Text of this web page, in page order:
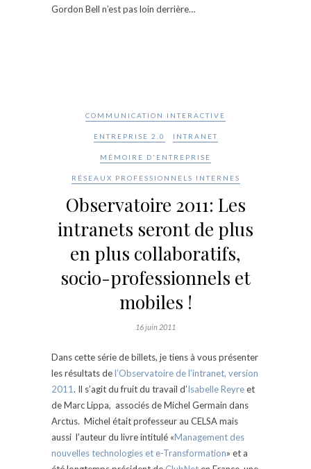
Gordon Bell n’est pas loin derrière…
COMMUNICATION INTERACTIVE
ENTREPRISE 2.0 INTRANET
MÉMOIRE D'ENTREPRISE
RÉSEAUX PROFESSIONNELS INTERNES
Observatoire 2011: Les
intranets seront de plus
en plus collaboratifs,
socio-professionnels et
mobiles !
16 juin 2011
Dans cette série de billets, je tiens à vous présenter
les résultats del’Observatoire de l’intranet, version
2011. Il s’agit du fruit du travail d’Isabelle Reyreet
de Marc Lippa, associés de Michel Germain dans
Arctus. Michel était professeur au CELSA mais
aussi l’auteur du livre intitulé «Management des
nouvelles technologies et e-Transformation» et a